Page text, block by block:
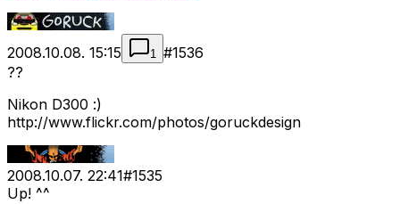
2008.10.08. 15:15 1 #1536
??
Nikon D300 :)
http://www.flickr.com/photos/goruckdesign
2008.10.07. 22:41#1535
Up! ^^